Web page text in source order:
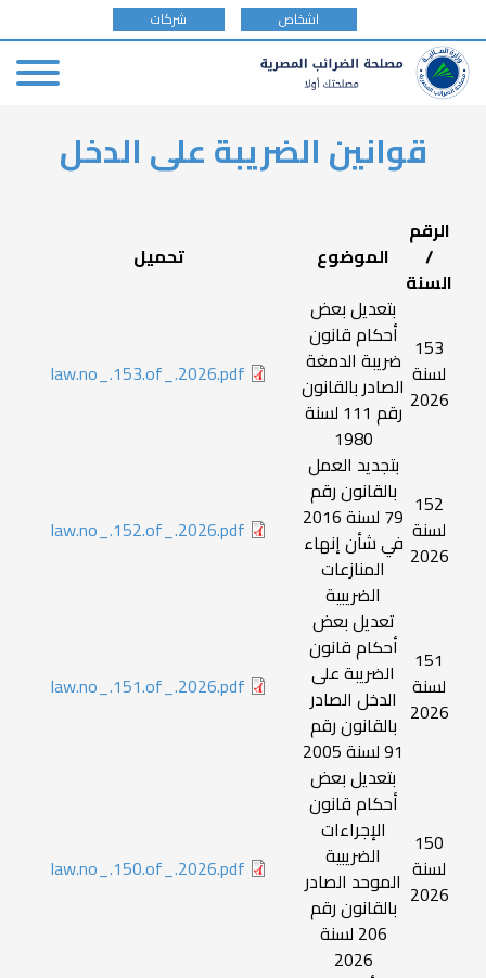
type
اشخاص شركات
قوانين الضريبة على الدخل
الرقم
/
السنة
الموضوع تحميل
153
لسنة
2026
بتعديل بعض
أحكام قانون
ضريبة الدمغة
الصادر بالقانون
رقم 111 لسنة
1980
law.no_.153.of_.2026.pdf
152
لسنة
2026
بتجديد العمل
بالقانون رقم
79 لسنة 2016
في شأن إنهاء
المنازعات
الضريبية
law.no_.152.of_.2026.pdf
151
لسنة
2026
تعديل بعض
أحكام قانون
الضريبة على
الدخل الصادر
بالقانون رقم
91 لسنة 2005
law.no_.151.of_.2026.pdf
150
لسنة
2026
بتعديل بعض
أحكام قانون
الإجراءات
الضريبية
الموحد الصادر
بالقانون رقم
206 لسنة
2026
law.no_.150.of_.2026.pdf